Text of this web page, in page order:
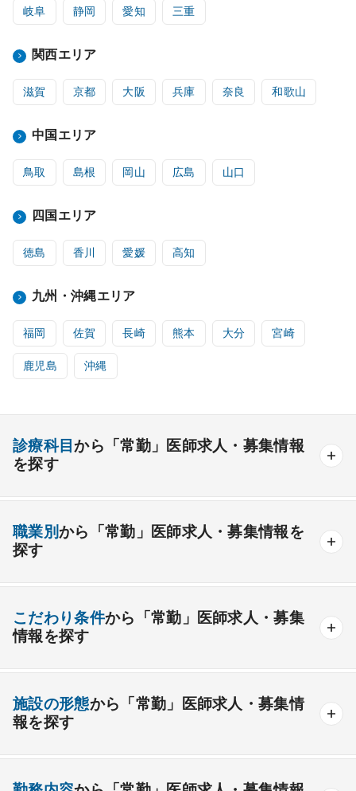
岐阜 静岡 愛知 三重
関西エリア
滋賀 京都 大阪 兵庫 奈良 和歌山
中国エリア
鳥取 島根 岡山 広島 山口
四国エリア
徳島 香川 愛媛 高知
九州・沖縄エリア
福岡 佐賀 長崎 熊本 大分 宮崎
鹿児島 沖縄
診療科目から「常勤」医師求人・募集情報
を探す
内科系
一般内科 呼吸器内科 消化器内科 循環器内科
老人内科 リウマチ内科 総合診療科
消化器外科
整形外科 形成外科 美容外科
職業別から「常勤」医師求人・募集情報を
探す
こだわり条件から「常勤」医師求人・募集
情報を探す
開業支援あり
外来のみの勤務可能 給与インセンティブ制度あり
施設の形態から「常勤」医師求人・募集情
報を探す